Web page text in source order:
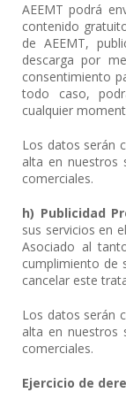
AEEMT podrá
contenido
de AEEMT,
descarga por
consentimiento
todo caso,
cualquier
Los datos serán
alta en nuestros
comerciales.
h) Publicidad
sus servicios en
Asociado al
cumplimiento de
cancelar este
Los datos serán
alta en nuestros
comerciales.
Ejercicio de